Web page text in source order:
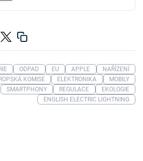
ODPAD EU APPLE
NAŘÍZENÍ
KOMISE ELEKTRONIKA
MOBILY
SMARTPHONY
REGULACE
EKOLOGIE
ENGLISH ELECTRIC LIGHTNING